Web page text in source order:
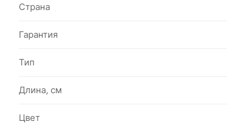
Страна
Гарантия
Тип
Длина, см
Цвет